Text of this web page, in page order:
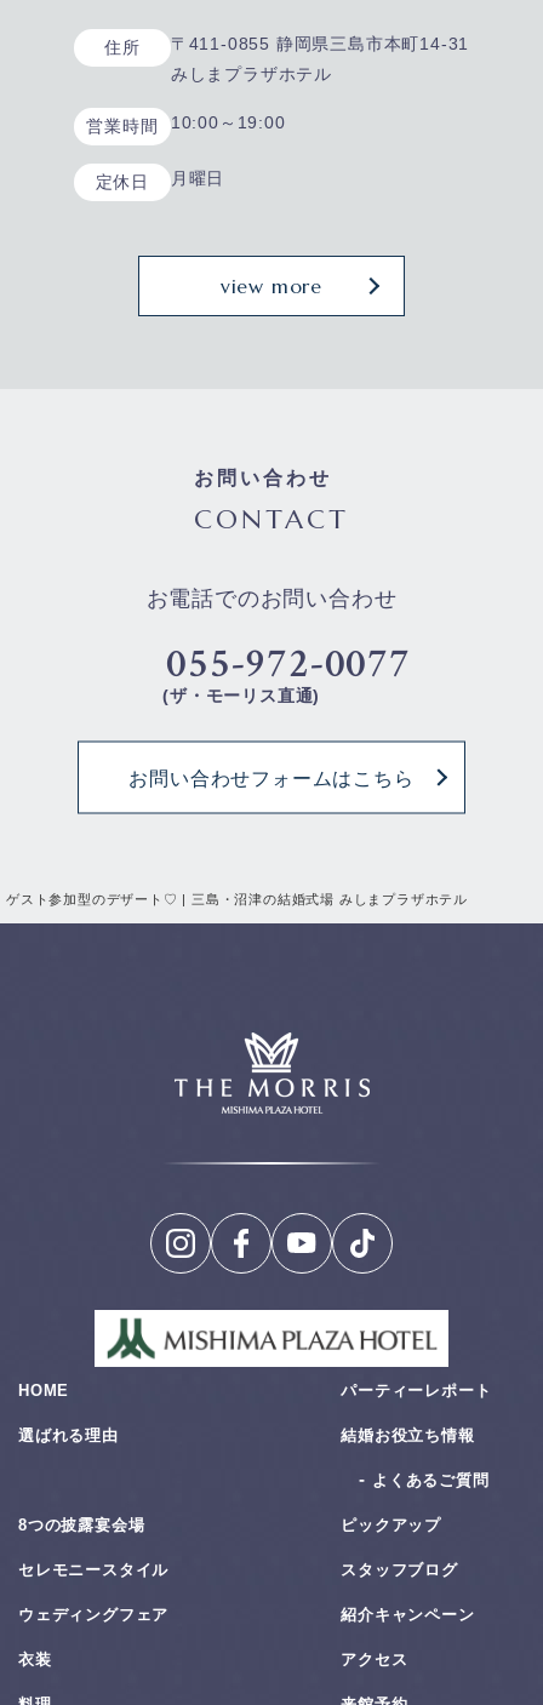
ゲスト参加型のデザート♡ | 三島・沼津の結婚式場 みしまプラザホテル
住所
〒411-0855 静岡県三島市本町14-31
みしまプラザホテル
営業時間 10:00～19:00
定休日 月曜日
view more
お問い合わせ
CONTACT
お電話でのお問い合わせ
055-972-0077
(ザ・モーリス直通)
お問い合わせフォームはこちら
HOME
選ばれる理由
8つの披露宴会場
セレモニースタイル
ウェディングフェア
衣装
パーティーレポート
結婚お役⽴ち情報
よくあるご質問
ピックアップ
スタッフブログ
紹介キャンペーン
アクセス